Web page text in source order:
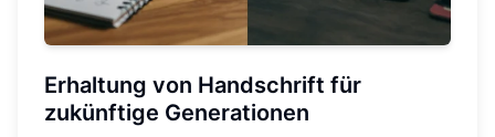
Erhaltung von Handschrift für
zukünftige Generationen